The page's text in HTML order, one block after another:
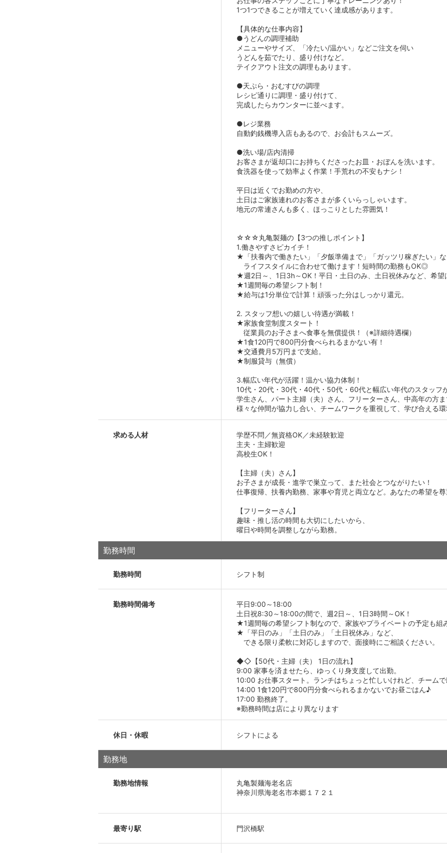
1つ1つできることが増えていく達成感があります。
【具体的な仕事内容】
●うどんの調理補助
メニューやサイズ、「冷たい/温かい」などご注文を伺い
うどんを茹でたり、盛り付けなど。
テイクアウト注文の調理もあります。
●天ぷら・おむすびの調理
レシピ通りに調理・盛り付けて、
完成したらカウンターに並べます。
●レジ業務
自動釣銭機導入店もあるので、お会計もスムーズ。
●洗い場/店内清掃
お客さまが返却口にお持ちくださったお皿・おぼんを洗います。
食洗器を使って効率よく作業！手荒れの不安もナシ！
平日は近くでお勤めの方や、
土日はご家族連れのお客さまが多くいらっしゃいます。
地元の常連さんも多く、ほっこりとした雰囲気！
☆☆☆丸亀製麺の【3つの推しポイント】
1.働きやすさピカイチ！
★「扶養内で働きたい」「夕飯準備まで」「ガッツリ稼ぎたい」
ライフスタイルに合わせて働けます！短時間の勤務もOK◎
★週2日～、1日3h～OK！平日・土日のみ、土日祝休みなど、希望
★1週間毎の希望シフト制！
★給与は1分単位で計算！頑張った分はしっかり還元。
2. スタッフ想いの嬉しい待遇が満載！
★家族食堂制度スタート！
従業員のお子さまへ食事を無償提供！（※詳細待遇欄）
★1食120円で800円分食べられるまかない有！
★交通費月5万円まで支給。
★制服貸与（無償）
3.幅広い年代が活躍！温かい協力体制！
10代・20代・30代・40代・50代・60代と幅広い年代のスタッフ
学生さん、パート主婦（夫）さん、フリーターさん、中高年の方ま
様々な仲間が協力し合い、チームワークを重視して、学び合える環
求める人材
学歴不問／無資格OK／未経験歓迎
主夫・主婦歓迎
高校生OK！
【主婦（夫）さん】
お子さまが成長・進学で巣立って、また社会とつながりたい！
仕事復帰、扶養内勤務、家事や育児と両立など。あなたの希望を尊
【フリーターさん】
趣味・推し活の時間も大切にしたいから、
曜日や時間を調整しながら勤務。
勤務時間
勤務時間 シフト制
勤務時間備考
平日9:00～18:00
土日祝8:30～18:00の間で、週2日～、1日3時間～OK！
★1週間毎の希望シフト制なので、家族やプライベートの予定も組
★「平日のみ」「土日のみ」「土日祝休み」など、
できる限り柔軟に対応しますので、面接時にご相談ください。
◆◇【50代・主婦（夫） 1日の流れ】
9:00 家事を済ませたら、ゆっくり身支度して出勤。
10:00 お仕事スタート。ランチはちょっと忙しいけれど、チームで
14:00 1食120円で800円分食べられるまかないでお昼ごはん♪
17:00 勤務終了。
※勤務時間は店により異なります
休日・休暇 シフトによる
勤務地
勤務地情報
丸亀製麺海老名店
神奈川県海老名市本郷１７２１
最寄り駅 門沢橋駅